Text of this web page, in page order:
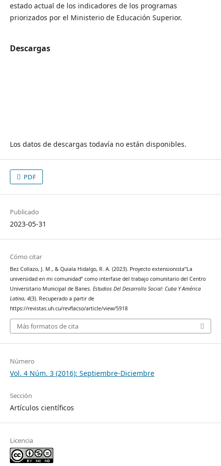
estado actual de los indicadores de los programas
priorizados por el Ministerio de Educación Superior.
Descargas
Los datos de descargas todavía no están disponibles.
PDF
Publicado
2023-05-31
Cómo citar
Bez Collazo, J. M., & Quiala Hidalgo, R. A. (2023). Proyecto extensionista“La
universidad en mi comunidad” como interfase del trabajo comunitario del Centro
Universitario Municipal de Banes. Estudios Del Desarrollo Social: Cuba Y América
Latina, 4(3). Recuperado a partir de
https://revistas.uh.cu/revflacso/article/view/5918
Más formatos de cita
Número
Vol. 4 Núm. 3 (2016): Septiembre-Diciembre
Sección
Artículos científicos
Licencia